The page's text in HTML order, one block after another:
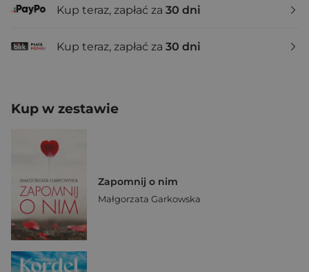
Kup teraz, zapłać za 30 dni
Kup teraz, zapłać za 30 dni
Kup w zestawie
Zapomnij o nim
Małgorzata Garkowska